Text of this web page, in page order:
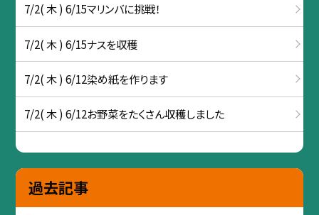
7/2( 木 ) 6/15マリンバに挑戦！
7/2( 木 ) 6/15ナスを収穫
7/2( 木 ) 6/12染め紙を作ります
7/2( 木 ) 6/12お野菜をたくさん収穫しました
過去記事